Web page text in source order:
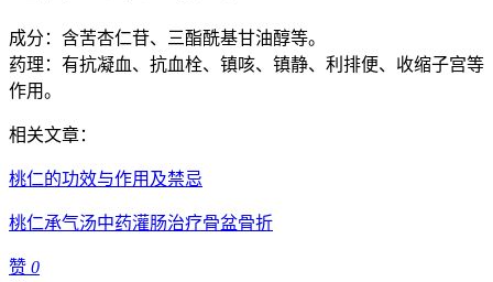
成分：含苦杏仁苷、三酯酰基甘油醇等。
药理：有抗凝血、抗血栓、镇咳、镇静、利排便、收缩子宫等
作用。
相关文章：
桃仁的功效与作用及禁忌
桃仁承气汤中药灌肠治疗骨盆骨折
赞 0